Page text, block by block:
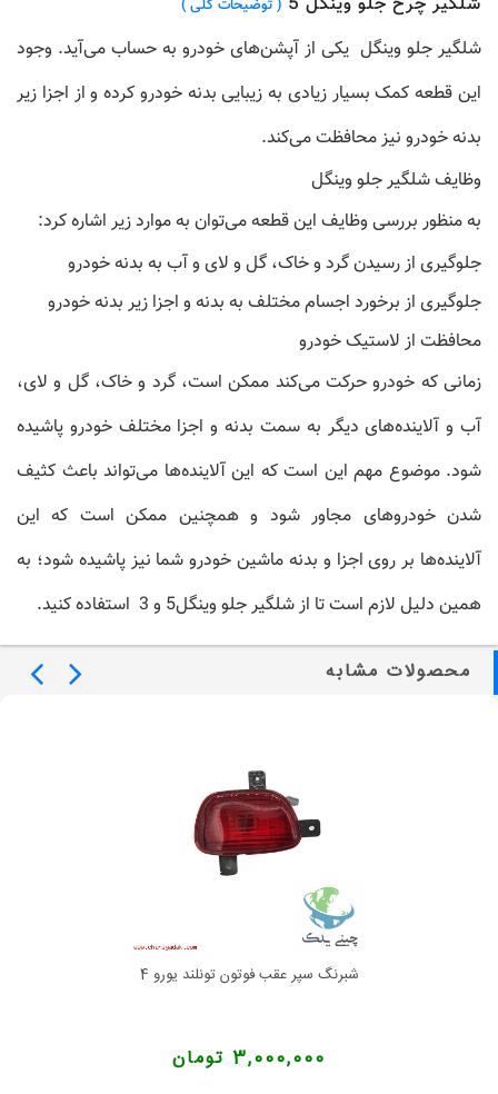
( توضیحات کلی )
شلگیر جلو وینگل یکی از آپشن‌های خودرو به حساب می‌آید. وجود
این قطعه کمک بسیار زیادی به زیبایی بدنه خودرو کرده و از اجزا زیر
بدنه خودرو نیز محافظت می‌کند.
وظایف شلگیر جلو وینگل
به منظور بررسی وظایف این قطعه می‌توان به موارد زیر اشاره کرد:
جلوگیری از رسیدن گرد و خاک، گل و لای و آب به بدنه خودرو
جلوگیری از برخورد اجسام مختلف به بدنه و اجزا زیر بدنه خودرو
محافظت از لاستیک خودرو
زمانی که خودرو حرکت می‌کند ممکن است، گرد و خاک، گل و لای،
آب و آلاینده‌های دیگر به سمت بدنه و اجزا مختلف خودرو پاشیده
شود. موضوع مهم این است که این آلاینده‌ها می‌تواند باعث کثیف
شدن خودروهای مجاور شود و همچنین ممکن است که این
آلاینده‌ها بر روی اجزا و بدنه ماشین خودرو شما نیز پاشیده شود؛ به
همین دلیل لازم است تا ازشلگیر جلو وینگل5 و 3 استفاده کنید.
محصولات مشابه
شبرنگ سپر عقب فوتون تونلند یورو 4
3,000,000 تومان